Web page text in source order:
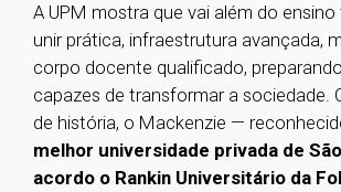
A UPM mostra que vai além do
unir prática, infraestrutura avançada,
corpo docente qualificado,
capazes de transformar a sociedade.
de história, o Mackenzie —
melhor universidade privada de
acordo o Rankin Universitário da